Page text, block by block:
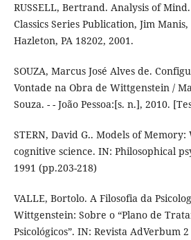
RUSSELL, Bertrand. Analysis of
Classics Series Publication, Jim
Hazleton, PA 18202, 2001.
SOUZA, Marcus José Alves de.
Vontade na Obra de Wittgenstein /
Souza. - - João Pessoa:[s. n.], 2010.
STERN, David G.. Models of
cognitive science. IN: Philosophical
1991 (pp.203-218)
VALLE, Bortolo. A Filosofia da
Wittgenstein: Sobre o “Plano de
Psicológicos”. IN: Revista AdVerbum